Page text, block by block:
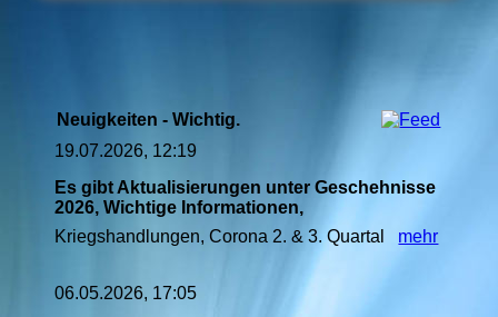
Neuigkeiten - Wichtig.
19.07.2026, 12:19
Es gibt Aktualisierungen unter Geschehnisse
2026, Wichtige Informationen,
Kriegshandlungen, Corona 2. & 3. Quartal mehr
06.05.2026, 17:05